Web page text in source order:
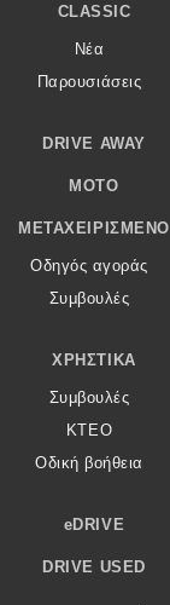
CLASSIC
Νέα
Παρουσιάσεις
DRIVE AWAY
MOTO
ΜΕΤΑΧΕΙΡΙΣΜΈΝΟ
Οδηγός αγοράς
Συμβουλές
ΧΡΗΣΤΙΚΆ
Συμβουλές
ΚΤΕΟ
Οδική βοήθεια
eDRIVE
DRIVE USED